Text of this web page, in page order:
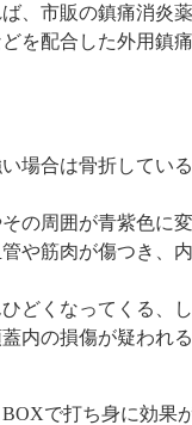
、市販の鎮痛消炎
を配合した外用鎮
場合は骨折してい
の周囲が青紫色に
や筋肉が傷つき、
どくなってくる、
内の損傷が疑われ
で打ち身に効果